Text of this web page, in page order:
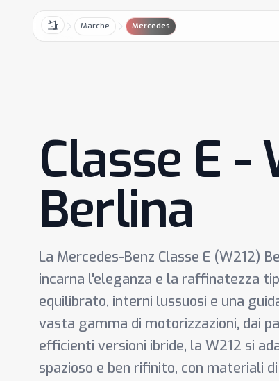
Home Marche Mercedes
Classe E -
Berlina
La Mercedes-Benz Classe E (W212)
incarna l'eleganza e la raffinatezza
equilibrato, interni lussuosi e una
vasta gamma di motorizzazioni, dai
efficienti versioni ibride, la W212 si
spazioso e ben rifinito, con materiali